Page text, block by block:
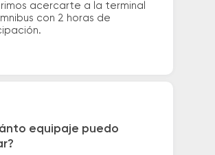
acercarte a la terminal
con 2 horas de
equipaje puedo